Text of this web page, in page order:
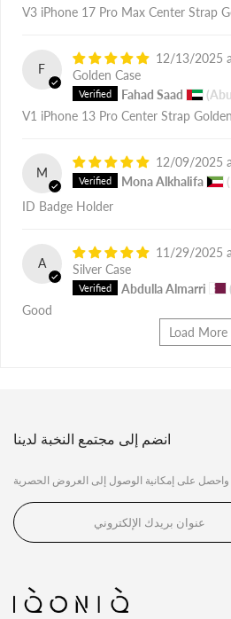
V3 iPhone 17 Pro Max Center Strap
F
12/13/2025
Golden Case
Fahad Saad
V1 iPhone 13 Pro Center Strap
M
12/09/2025
Mona Alkhalifa
ID Badge Holder
A
11/29/2025
Silver Case
Abdulla Almarri
Good
Load More
انضم إلى مجتمع النخبة لدينا
واحصل على إمكانية الوصول إلى العروض الحصرية